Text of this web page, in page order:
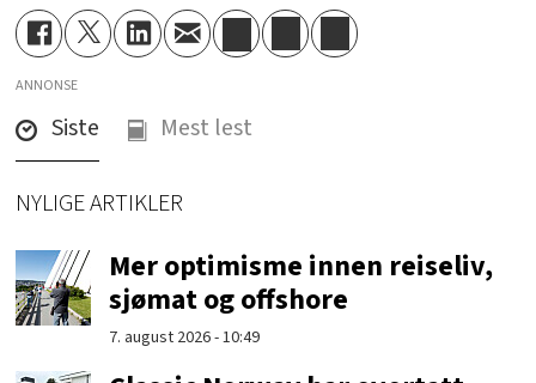
ANNONSE
Siste Mest lest
NYLIGE ARTIKLER
Mer optimisme innen reiseliv,
sjømat og offshore
7. august 2026 - 10:49